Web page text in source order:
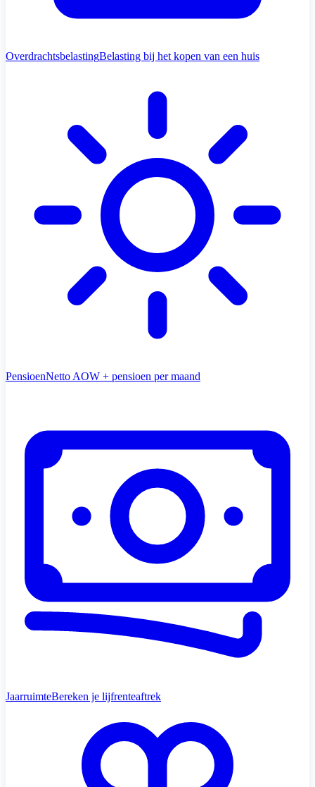
OverdrachtsbelastingBelasting bij het kopen van een huis
PensioenNetto AOW + pensioen per maand
JaarruimteBereken je lijfrenteaftrek